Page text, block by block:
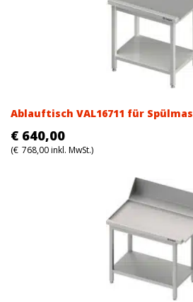
Ablauftisch VAL16711 für
€ 640,00
(€ 768,00inkl. MwSt.)